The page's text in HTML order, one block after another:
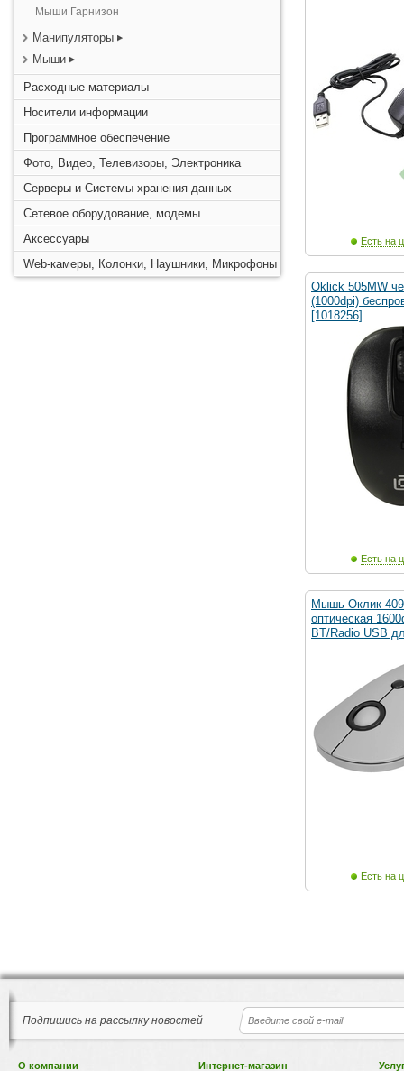
Мыши Гарнизон
Манипуляторы
Мыши
Расходные материалы
Носители информации
Программное обеспечение
Фото, Видео, Телевизоры, Электроника
Серверы и Системы хранения данных
Сетевое оборудование, модемы
Аксессуары
Web-камеры, Колонки, Наушники, Микрофоны
Есть на
Oklick 505MW
(1000dpi)
[1018256]
Есть на
Мышь Оклик
оптическая
BT/Radio USB
Есть на
Подпишись на рассылку новостей
О компании Интернет-магазин